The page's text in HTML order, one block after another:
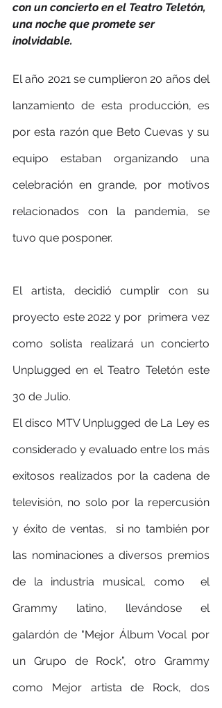
con un concierto en el Teatro Teletón,
una noche que promete ser
inolvidable.
El año 2021 se cumplieron 20 años del
lanzamiento de esta producción, es
por esta razón que Beto Cuevas y su
equipo estaban organizando una
celebración en grande, por motivos
relacionados con la pandemia, se
tuvo que posponer.
El artista, decidió cumplir con su
proyecto este 2022 y por  primera vez
como solista realizará un concierto
Unplugged en el Teatro Teletón este
30 de Julio.
El disco MTV Unplugged de La Ley es
considerado y evaluado entre los más
exitosos realizados por la cadena de
televisión, no solo por la repercusión
y éxito de ventas,  si no también por
las nominaciones a diversos premios
de la industria musical, como  el
Grammy latino, llevándose el
galardón de "Mejor Álbum Vocal por
un Grupo de Rock”, otro Grammy
como Mejor artista de Rock, dos